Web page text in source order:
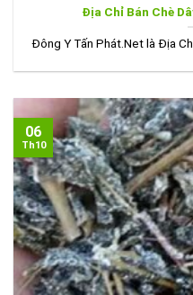
Địa Chỉ Bán Chè
Đông Y Tấn Phát.Net là Địa
06
Th10